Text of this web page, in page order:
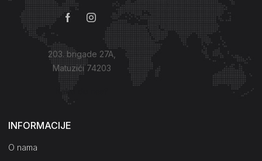
203. brigade 27A,
Matuzići 74203
Kako do nas?
INFORMACIJE
O nama